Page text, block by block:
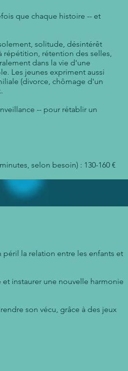
que chaque histoire -- et
solitude, désintérêt
répétition, rétention des selles,
dans la vie d'une
Les jeunes expriment aussi
(divorce, chômage d'un
-- pour rétablir un
selon besoin) : 130-160 €
la relation entre les enfants et
instaurer une nouvelle harmonie
son vécu, grâce à des jeux